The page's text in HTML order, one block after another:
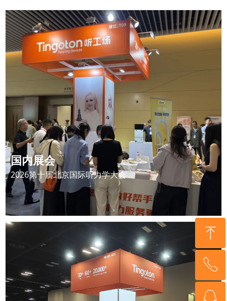
国内展会
2026第十届北京国际听力学大会
国内展会
2025北京国际听力学大会
查看更多
2025美国AAA展会
ꁸ
回到顶部
ꂅ
400-1388-939
ꁗ